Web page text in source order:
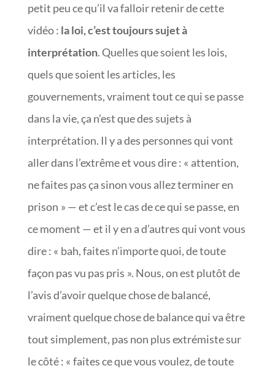
petit peu ce qu’il va falloir retenir de cette
vidéo : la loi, c’est toujours sujet à
interprétation. Quelles que soient les lois,
quels que soient les articles, les
gouvernements, vraiment tout ce qui se passe
dans la vie, ça n’est que des sujets à
interprétation. Il y a des personnes qui vont
aller dans l’extrême et vous dire : « attention,
ne faites pas ça sinon vous allez terminer en
prison » — et c’est le cas de ce qui se passe, en
ce moment — et il y en a d’autres qui vont vous
dire : « bah, faites n’importe quoi, de toute
façon pas vu pas pris ». Nous, on est plutôt de
l’avis d’avoir quelque chose de balancé,
vraiment quelque chose de balance qui va être
tout simplement, pas non plus extrémiste sur
le côté : « faites ce que vous voulez, de toute